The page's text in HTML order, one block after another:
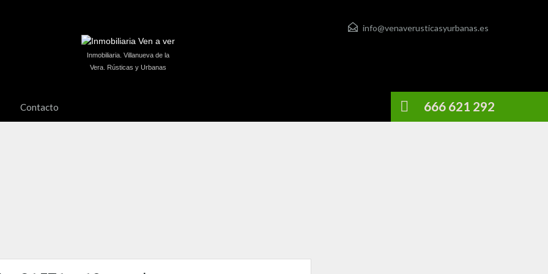
info@venaverusticasyurbanas.es
Inmobiliaria. Villanueva de la
Vera. Rústicas y Urbanas
Contacto 666 621 292